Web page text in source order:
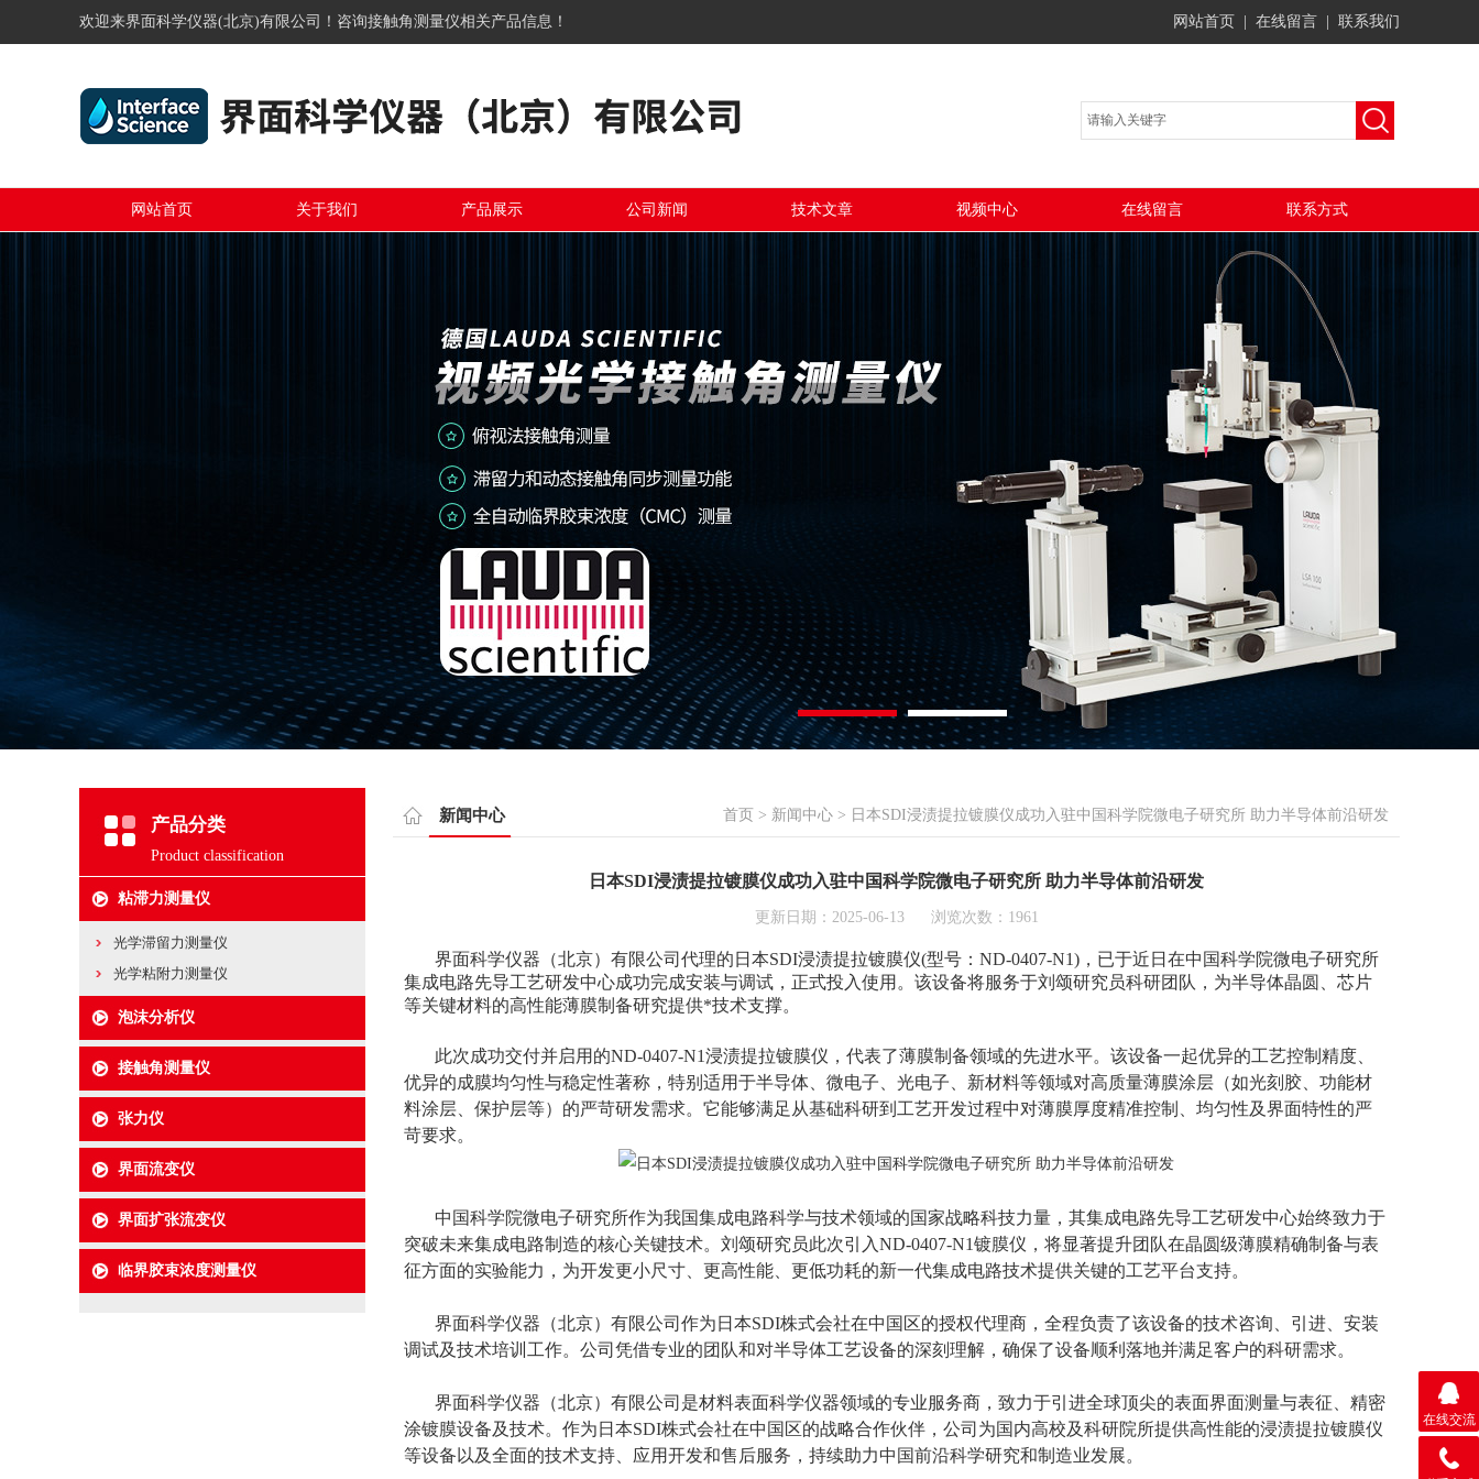
欢迎来界面科学仪器(北京)有限公司！咨询接触角测量仪相关产品信息！ 网站首页 在线留言 联系我们
网站首页 关于我们 产品展示 公司新闻 技术文章 视频中心 在线留言 联系方式
产品分类
Product classification
粘滞力测量仪
光学滞留力测量仪
光学粘附力测量仪
泡沫分析仪
接触角测量仪
张力仪
界面流变仪
界面扩张流变仪
临界胶束浓度测量仪
新闻中心 首页 > 新闻中心 > 日本SDI浸渍提拉镀膜仪成功入驻中国科学院微电子研究所 助力半导体前沿研发
日本SDI浸渍提拉镀膜仪成功入驻中国科学院微电子研究所 助力半导体前沿研发
更新日期：2025-06-13 浏览次数：1961
界面科学仪器（北京）有限公司代理的日本SDI浸渍提拉镀膜仪(型号：ND-0407-N1)，已于近日在中国科学院微电子研究所
集成电路先导工艺研发中心成功完成安装与调试，正式投入使用。该设备将服务于刘颂研究员科研团队，为半导体晶圆、芯片
等关键材料的高性能薄膜制备研究提供*技术支撑。
此次成功交付并启用的ND-0407-N1浸渍提拉镀膜仪，代表了薄膜制备领域的先进水平。该设备一起优异的工艺控制精度、
优异的成膜均匀性与稳定性著称，特别适用于半导体、微电子、光电子、新材料等领域对高质量薄膜涂层（如光刻胶、功能材
料涂层、保护层等）的严苛研发需求。它能够满足从基础科研到工艺开发过程中对薄膜厚度精准控制、均匀性及界面特性的严
苛要求。
中国科学院微电子研究所作为我国集成电路科学与技术领域的国家战略科技力量，其集成电路先导工艺研发中心始终致力于
突破未来集成电路制造的核心关键技术。刘颂研究员此次引入ND-0407-N1镀膜仪，将显著提升团队在晶圆级薄膜精确制备与表
征方面的实验能力，为开发更小尺寸、更高性能、更低功耗的新一代集成电路技术提供关键的工艺平台支持。
界面科学仪器（北京）有限公司作为日本SDI株式会社在中国区的授权代理商，全程负责了该设备的技术咨询、引进、安装
调试及技术培训工作。公司凭借专业的团队和对半导体工艺设备的深刻理解，确保了设备顺利落地并满足客户的科研需求。
界面科学仪器（北京）有限公司是材料表面科学仪器领域的专业服务商，致力于引进全球顶尖的表面界面测量与表征、精密
涂镀膜设备及技术。作为日本SDI株式会社在中国区的战略合作伙伴，公司为国内高校及科研院所提供高性能的浸渍提拉镀膜仪
等设备以及全面的技术支持、应用开发和售后服务，持续助力中国前沿科学研究和制造业发展。
在线交流